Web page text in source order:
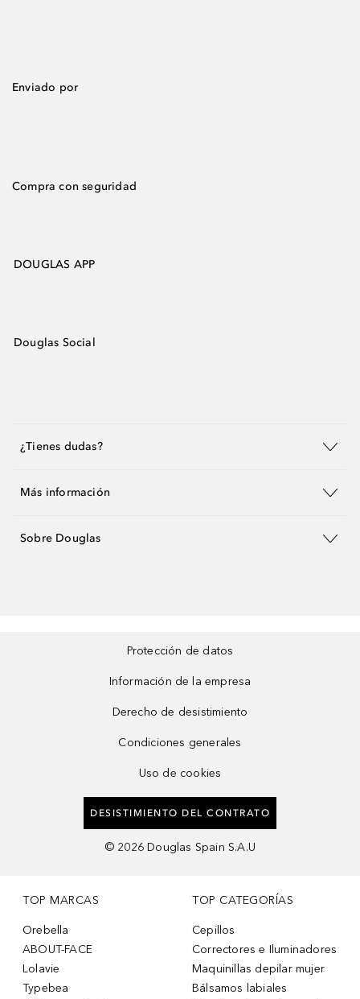
Enviado por
Compra con seguridad
DOUGLAS APP
Douglas Social
¿Tienes dudas?
Más información
Sobre Douglas
Protección de datos
Información de la empresa
Derecho de desistimiento
Condiciones generales
Uso de cookies
DESISTIMIENTO DEL CONTRATO
© 2026 Douglas Spain S.A.U
TOP MARCAS
Orebella
ABOUT-FACE
Lolavie
Typebea
TOP CATEGORÍAS
Cepillos
Correctores e Iluminadores
Maquinillas depilar mujer
Bálsamos labiales